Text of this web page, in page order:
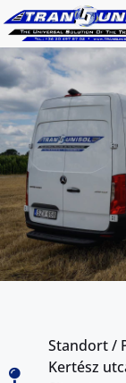
Standort /
Kertész